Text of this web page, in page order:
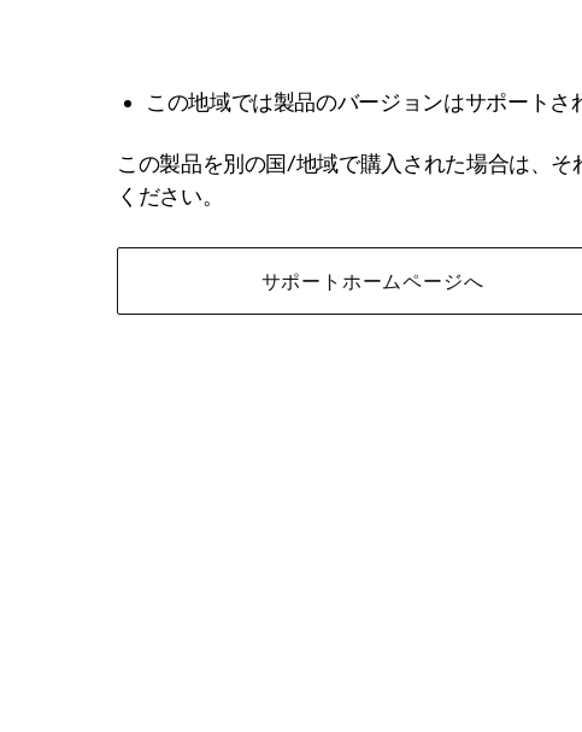
この地域では製品のバージョンはサポートさ
この製品を別の国/地域で購入された場合は、
ください。
サポートホームページへ